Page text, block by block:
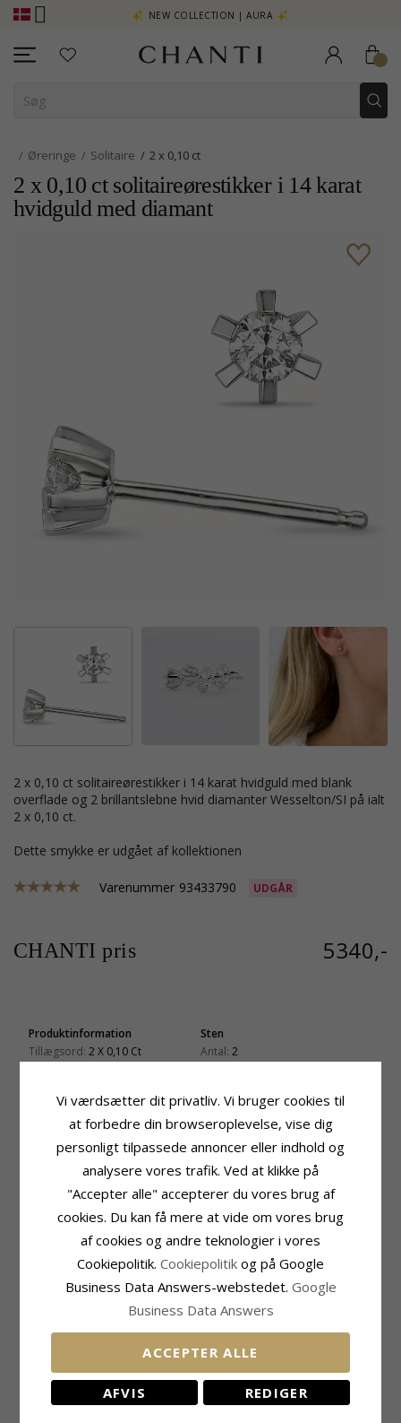
- KLIK HER NEW COLLECTION | AURA
Øreringe Solitaire 2 x 0,10 ct
2 x 0,10 ct solitaireørestikker i 14 karat
hvidguld med diamant
2 x 0,10 ct solitaireørestikker i 14 karat hvidguld med blank
overflade og 2 brillantslebne hvid diamanter Wesselton/SI på ialt
2 x 0,10 ct.
Dette smykke er udgået af kollektionen
Varenummer 93433790 UDGÅR
CHANTI pris 5340,-
Produktinformation
Tillægsord: 2 X 0,10 Ct
Overflade:Blank
Sten
Antal: 2
Sten: Diamant
Diamant Farve: Wesselton
Diamant Klarhed:
SI
Størrelse
4,1 mm
Dybde:3,4 mm
Leveringstid
2-3 Hverdage
KUNDER DER HAR KØBT DENNE HAR
OGSÁ KØBT
Vi værdsætter dit privatliv. Vi bruger cookies til
at forbedre din browseroplevelse, vise dig
personligt tilpassede annoncer eller indhold og
analysere vores trafik. Ved at klikke på
"Accepter alle" accepterer du vores brug af
cookies. Du kan få mere at vide om vores brug
af cookies og andre teknologier i vores
Cookiepolitik. Cookiepolitik og på Google
Business Data Answers-webstedet. Google
Business Data Answers
ACCEPTER ALLE
AFVIS REDIGER